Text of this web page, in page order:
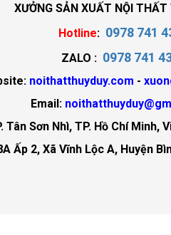
XƯỞNG SẢN XUẤT NỘI THẤT
Hotline: 0978 741
ZALO : 0978 741
noithatthuyduy.com -
Email:
Sơn Nhì, TP. Hồ Chí Minh,
Ấp 2, Xã Vĩnh Lộc A, Huyện